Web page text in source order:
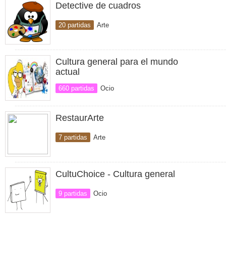
Detective de cuadros
20 partidas Arte
Cultura general para el mundo
actual
660 partidas Ocio
RestaurArte
7 partidas Arte
CultuChoice - Cultura general
9 partidas Ocio